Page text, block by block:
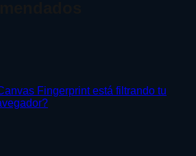
Fingerprint está filtrando tu